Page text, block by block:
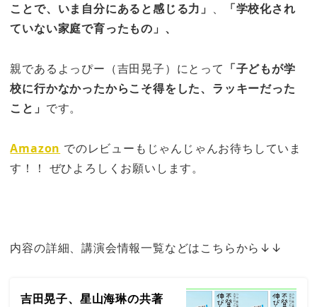
ことで、いま自分にあると感じる力」 、
「学校化され
ていない家庭で育ったもの」、
親であるよっぴー（吉田晃子）にとって 「子どもが学
校に行かなかったからこそ得をした、ラッキーだった
こと」 です。
Amazon でのレビューもじゃんじゃんお待ちしていま
す！！ ぜひよろしくお願いします。
内容の詳細、講演会情報一覧などはこちらから↓↓
吉田晃子、星山海琳の共著